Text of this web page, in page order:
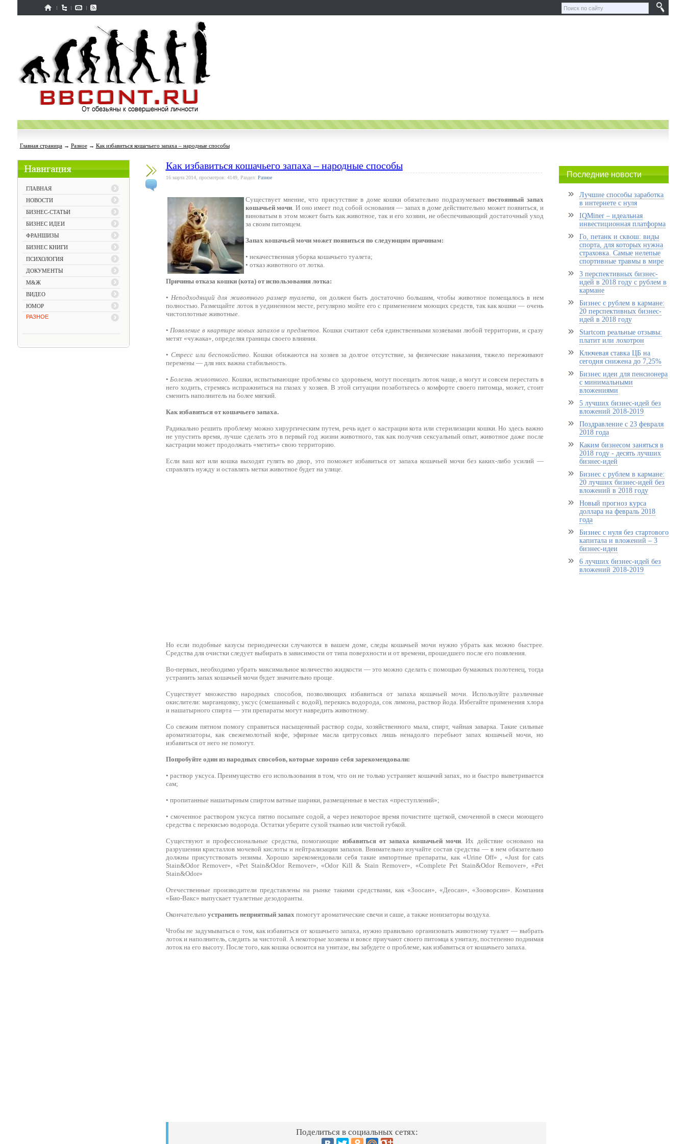
Главная страница→ Разное→ Как избавиться кошачьего запаха – народные способы
ГЛАВНАЯ
НОВОСТИ
БИЗНЕС-СТАТЬИ
БИЗНЕС ИДЕИ
ФРАНШИЗЫ
БИЗНЕС КНИГИ
ПСИХОЛОГИЯ
ДОКУМЕНТЫ
М&Ж
ВИДЕО
ЮМОР
РАЗНОЕ
Как избавиться кошачьего запаха – народные способы
16 марта 2014, просмотров: 4149, Раздел: Разное
Существует мнение, что присутствие в доме кошки обязательно подразумеваетпостоянный запах
кошачьей мочи. И оно имеет под собой основания — запах в доме действительно может появиться, и
виноватым в этом может быть как животное, так и его хозяин, не обеспечивающий достаточный уход
за своим питомцем.
Запах кошачьей мочи может появиться по следующим причинам:
• некачественная уборка кошачьего туалета;
• отказ животного от лотка.
Причины отказа кошки (кота) от использования лотка:
• Неподходящий для животного размер туалета, он должен быть достаточно большим, чтобы животное помещалось в нем
полностью. Размещайте лоток в уединенном месте, регулярно мойте его с применением моющих средств, так как кошки — очень
чистоплотные животные.
•Появление в квартире новых запахов и предметов. Кошки считают себя единственными хозяевами любой территории, и сразу
метят «чужака», определяя границы своего влияния.
• Стресс или беспокойство. Кошки обижаются на хозяев за долгое отсутствие, за физические наказания, тяжело переживают
перемены — для них важна стабильность.
•Болезнь животного. Кошки, испытывающие проблемы со здоровьем, могут посещать лоток чаще, а могут и совсем перестать в
него ходить, стремясь испражниться на глазах у хозяев. В этой ситуации позаботьтесь о комфорте своего питомца, может, стоит
сменить наполнитель на более мягкий.
Как избавиться от кошачьего запаха.
Радикально решить проблему можно хирургическим путем, речь идет о кастрации кота или стерилизации кошки. Но здесь важно
не упустить время, лучше сделать это в первый год жизни животного, так как получив сексуальный опыт, животное даже после
кастрации может продолжать «метить» свою территорию.
Если ваш кот или кошка выходят гулять во двор, это поможет избавиться от запаха кошачьей мочи без каких-либо усилий —
справлять нужду и оставлять метки животное будет на улице.
Но если подобные казусы периодически случаются в вашем доме, следы кошачьей мочи нужно убрать как можно быстрее.
Средства для очистки следует выбирать в зависимости от типа поверхности и от времени, прошедшего после его появления.
Во-первых, необходимо убрать максимальное количество жидкости — это можно сделать с помощью бумажных полотенец, тогда
устранить запах кошачьей мочи будет значительно проще.
Существует множество народных способов, позволяющих избавиться от запаха кошачьей мочи. Используйте различные
окислители: марганцовку, уксус (смешанный с водой), перекись водорода, сок лимона, раствор йода. Избегайте применения хлора
и нашатырного спирта — эти препараты могут навредить животному.
Со свежим пятном помогу справиться насыщенный раствор соды, хозяйственного мыла, спирт, чайная заварка. Такие сильные
ароматизаторы, как свежемолотый кофе, эфирные масла цитрусовых лишь ненадолго перебьют запах кошачьей мочи, но
избавиться от него не помогут.
Попробуйте один из народных способов, которые хорошо себя зарекомендовали:
• раствор уксуса. Преимущество его использования в том, что он не только устраняет кошачий запах, но и быстро выветривается
сам;
• пропитанные нашатырным спиртом ватные шарики, размещенные в местах «преступлений»;
• смоченное раствором уксуса пятно посыпьте содой, а через некоторое время почистите щеткой, смоченной в смеси моющего
средства с перекисью водорода. Остатки уберите сухой тканью или чистой губкой.
Существуют и профессиональные средства, помогающие избавиться от запаха кошачьей мочи. Их действие основано на
разрушении кристаллов мочевой кислоты и нейтрализации запахов. Внимательно изучайте состав средства — в нем обязательно
должны присутствовать энзимы. Хорошо зарекомендовали себя такие импортные препараты, как «Urine Off» , «Just for cats
Stain&Odor Remover», «Pet Stain&Odor Remover», «Odor Kill & Stain Remover», «Complete Pet Stain&Odor Remover», «Pet
Stain&Odor»
Отечественные производители представлены на рынке такими средствами, как «Зоосан», «Деосан», «Зооворсин». Компания
«Био-Вакс» выпускает туалетные дезодоранты.
Окончательно устранить неприятный запахпомогут ароматические свечи и саше, а также ионизаторы воздуха.
Чтобы не задумываться о том, как избавиться от кошачьего запаха, нужно правильно организовать животному туалет — выбрать
лоток и наполнитель, следить за чистотой. А некоторые хозяева и вовсе приучают своего питомца к унитазу, постепенно поднимая
лоток на его высоту. После того, как кошка освоится на унитазе, вы забудете о проблеме, как избавиться от кошачьего запаха.
Поделиться в социальных сетях:
Последние новости
Лучшие способы заработка
в интернете с нуля
IQMiner – идеальная
инвестиционная платформа
Го, петанк и сквош: виды
спорта, для которых нужна
страховка. Самые нелепые
спортивные травмы в мире
3 перспективных бизнес-
идей в 2018 году с рублем в
кармане
Бизнес с рублем в кармане:
20 перспективных бизнес-
идей в 2018 году
Startcom реальные отзывы:
платит или лохотрон
Ключевая ставка ЦБ на
сегодня снижена до 7,25%
Бизнес идеи для пенсионера
с минимальными
вложениями
5 лучших бизнес-идей без
вложений 2018-2019
Поздравление с 23 февраля
2018 года
Каким бизнесом заняться в
2018 году - десять лучших
бизнес-идей
Бизнес с рублем в кармане:
20 лучших бизнес-идей без
вложений в 2018 году
Новый прогноз курса
доллара на февраль 2018
года
Бизнес с нуля без стартового
капитала и вложений – 3
бизнес-идеи
6 лучших бизнес-идей без
вложений 2018-2019